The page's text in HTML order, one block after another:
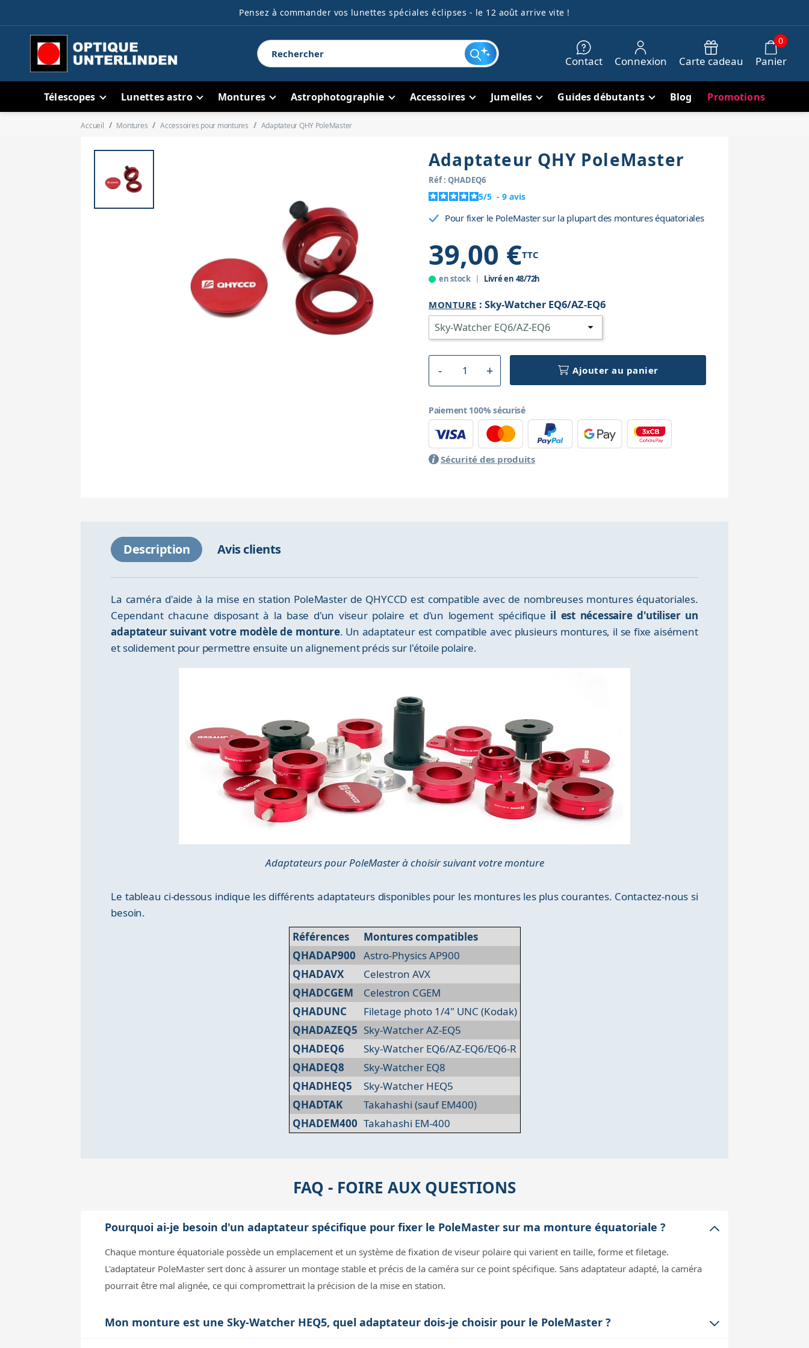
Pensez à commander vos lunettes spéciales éclipses - le 12 août arrive vite !
Contact Connexion Carte cadeau Panier
0
Télescopes Lunettes astro Montures Astrophotographie Accessoires Jumelles Guides débutants Blog Promotions
Accueil Montures Accessoires pour montures Adaptateur QHY PoleMaster
Adaptateur QHY PoleMaster
Réf : QHADEQ6
5/5 - 9 avis
Pour fixer le PoleMaster sur la plupart des montures équatoriales
39,00 €TTC
en stock Livré en 48/72h
MONTURE : Sky-Watcher EQ6/AZ-EQ6
Ajouter au panier
Paiement 100% sécurisé
Sécurité des produits
Description Avis clients
La caméra d'aide à la mise en station PoleMaster de QHYCCD est compatible avec de nombreuses montures équatoriales.
Cependant chacune disposant à la base d'un viseur polaire et d'un logement spécifique il est nécessaire d'utiliser un
adaptateur suivant votre modèle de monture. Un adaptateur est compatible avec plusieurs montures, il se fixe aisément
et solidement pour permettre ensuite un alignement précis sur l'étoile polaire.
Adaptateurs pour PoleMaster à choisir suivant votre monture
Le tableau ci-dessous indique les différents adaptateurs disponibles pour les montures les plus courantes. Contactez-nous si
besoin.
Références
Montures compatibles
QHADAP900
Astro-Physics AP900
QHADAVX
Celestron AVX
QHADCGEM
Celestron CGEM
QHADUNC
Filetage photo 1/4" UNC (Kodak)
QHADAZEQ5 Sky-Watcher AZ-EQ5
QHADEQ6
Sky-Watcher EQ6/AZ-EQ6/EQ6-R
QHADEQ8
Sky-Watcher EQ8
QHADHEQ5
Sky-Watcher HEQ5
QHADTAK
Takahashi (sauf EM400)
QHADEM400 Takahashi EM-400
FAQ - FOIRE AUX QUESTIONS
Pourquoi ai-je besoin d'un adaptateur spécifique pour fixer le PoleMaster sur ma monture équatoriale ?
Chaque monture équatoriale possède un emplacement et un système de fixation de viseur polaire qui varient en taille, forme et filetage.
L'adaptateur PoleMaster sert donc à assurer un montage stable et précis de la caméra sur ce point spécifique. Sans adaptateur adapté, la caméra
pourrait être mal alignée, ce qui compromettrait la précision de la mise en station.
Mon monture est une Sky-Watcher HEQ5, quel adaptateur dois-je choisir pour le PoleMaster ?